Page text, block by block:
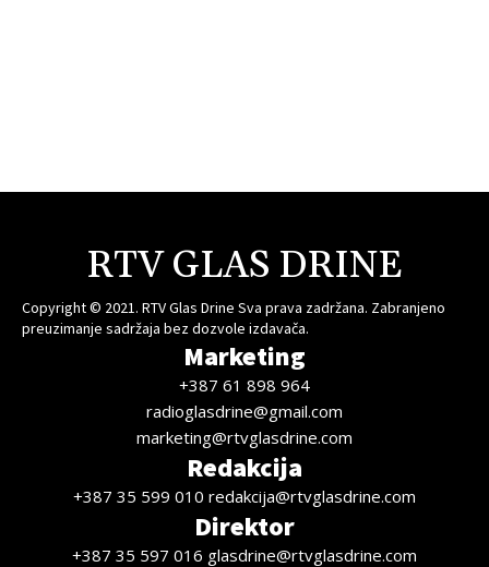
RTV GLAS DRINE
Copyright © 2021. RTV Glas Drine Sva prava zadržana. Zabranjeno
preuzimanje sadržaja bez dozvole izdavača.
Marketing
+387 61 898 964
radioglasdrine@gmail.com
marketing@rtvglasdrine.com
Redakcija
+387 35 599 010 redakcija@rtvglasdrine.com
Direktor
+387 35 597 016 glasdrine@rtvglasdrine.com